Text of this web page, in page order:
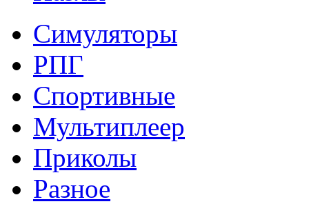
Симуляторы
РПГ
Спортивные
Мультиплеер
Приколы
Разное